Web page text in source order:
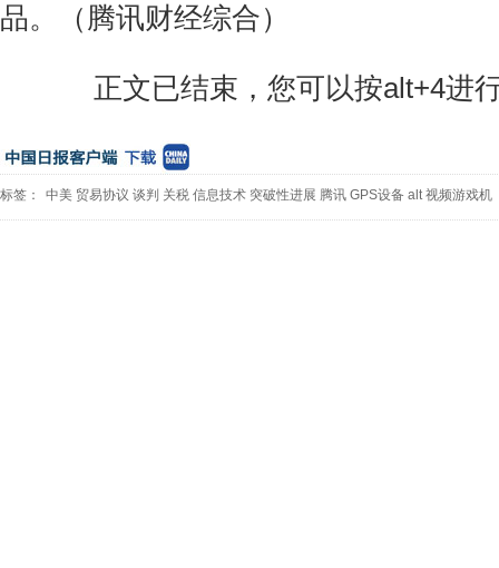
品。（腾讯财经综合）
正文已结束，您可以按alt+4进
标签： 中美 贸易协议 谈判 关税 信息技术 突破性进展 腾讯 GPS设备 alt 视频游戏机